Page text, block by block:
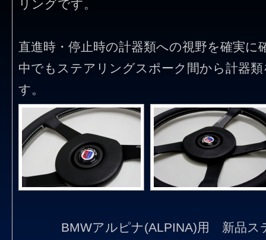
リングです。
直進時・停止時の計器類への視野を確実
中でもステアリングスポーク間から計器
す。
BMWアルピナ(ALPINA)用 新品